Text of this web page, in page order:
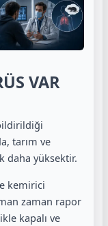
VAR
tarım ve
daha yüksektir.
kemirici
zaman rapor
kapalı ve